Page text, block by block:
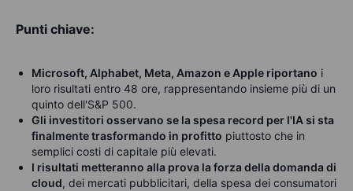
Punti chiave:
Microsoft, Alphabet, Meta, Amazon e Apple riportano i
loro risultati entro 48 ore, rappresentando insieme più di un
quinto dell'S&P 500.
Gli investitori osservano se la spesa record per l'IA si sta
finalmente trasformando in profitto piuttosto che in
semplici costi di capitale più elevati.
I risultati metteranno alla prova la forza della domanda di
cloud, dei mercati pubblicitari, della spesa dei consumatori